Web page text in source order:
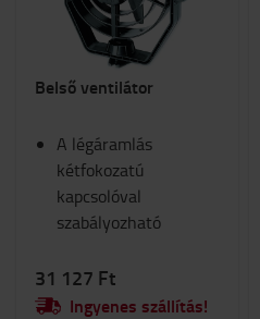
Kocsik és rollerek
Lámpák
Belső elemek
Ülések
Munkaruha
Téli
Munkahely és raktár
Belső égésű motorral
Kategória
Belső ventilátor
A légáramlás
kétfokozatú
kapcsolóval
szabályozható
31 127 Ft
Ingyenes szállítás!